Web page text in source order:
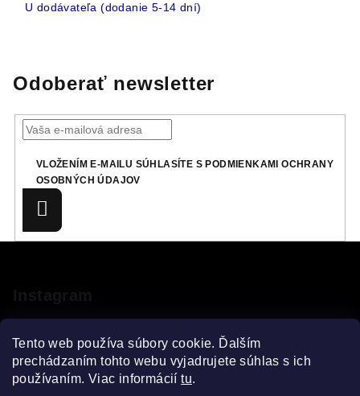
Tento web používa súbory cookie. Ďalším
prechádzaním tohto webu vyjadrujete súhlas s ich
používaním. Viac informáciítu.
U dodávateľa (dodanie 5-14 dní)
Odoberať newsletter
VLOŽENÍM E-MAILU SÚHLASÍTE S PODMIENKAMI OCHRANY
OSOBNÝCH ÚDAJOV
ä